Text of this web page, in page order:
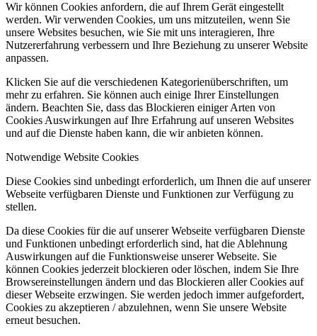
Wir können Cookies anfordern, die auf Ihrem Gerät eingestellt
werden. Wir verwenden Cookies, um uns mitzuteilen, wenn Sie
unsere Websites besuchen, wie Sie mit uns interagieren, Ihre
Nutzererfahrung verbessern und Ihre Beziehung zu unserer Website
anpassen.
Klicken Sie auf die verschiedenen Kategorienüberschriften, um
mehr zu erfahren. Sie können auch einige Ihrer Einstellungen
ändern. Beachten Sie, dass das Blockieren einiger Arten von
Cookies Auswirkungen auf Ihre Erfahrung auf unseren Websites
und auf die Dienste haben kann, die wir anbieten können.
Notwendige Website Cookies
Diese Cookies sind unbedingt erforderlich, um Ihnen die auf unserer
Webseite verfügbaren Dienste und Funktionen zur Verfügung zu
stellen.
Da diese Cookies für die auf unserer Webseite verfügbaren Dienste
und Funktionen unbedingt erforderlich sind, hat die Ablehnung
Auswirkungen auf die Funktionsweise unserer Webseite. Sie
können Cookies jederzeit blockieren oder löschen, indem Sie Ihre
Browsereinstellungen ändern und das Blockieren aller Cookies auf
dieser Webseite erzwingen. Sie werden jedoch immer aufgefordert,
Cookies zu akzeptieren / abzulehnen, wenn Sie unsere Website
erneut besuchen.